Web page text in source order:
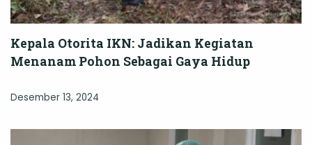
Kepala Otorita IKN: Jadikan Kegiatan
Menanam Pohon Sebagai Gaya Hidup
Desember 13, 2024